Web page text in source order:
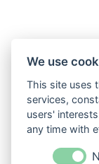
We use
This site uses
services,
users'
any time with